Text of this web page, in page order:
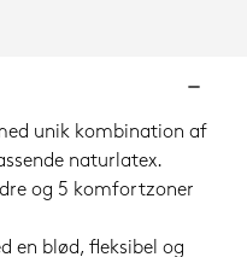
unik kombination af
naturlatex.
og 5 komfortzoner
en blød, fleksibel og